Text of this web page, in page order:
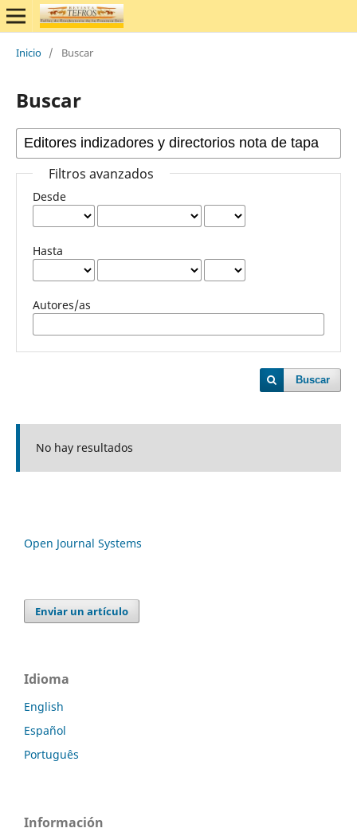
Inicio / Buscar
Buscar
Filtros avanzados
Desde
Hasta
Autores/as
Buscar
No hay resultados
Open Journal Systems
Enviar un artículo
Idioma
English
Español
Português
Información